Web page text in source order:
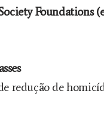
Foundations
redução de